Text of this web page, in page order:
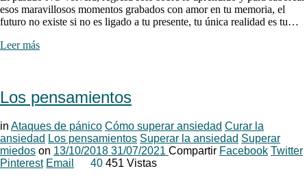
esos maravillosos momentos grabados con amor en tu memoria, el
futuro no existe si no es ligado a tu presente, tu única realidad es tu…
Leer más
Los pensamientos
in Ataques de pánico Cómo superar ansiedad Curar la
ansiedad Los pensamientos Superar la ansiedad Superar
miedos on 13/10/2018 31/07/2021 Compartir Facebook Twitter
Pinterest Email 40 451 Vistas